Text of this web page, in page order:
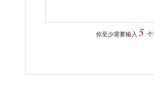
你至少需要输入5